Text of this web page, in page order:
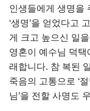
인생들에게 생명을
‘생명’을 얻었다고
게 크고 높으신 일
영혼이 예수님 덕
래합니다. 참 복된
죽음의 고통으로 ‘
님’을 전할 사명도